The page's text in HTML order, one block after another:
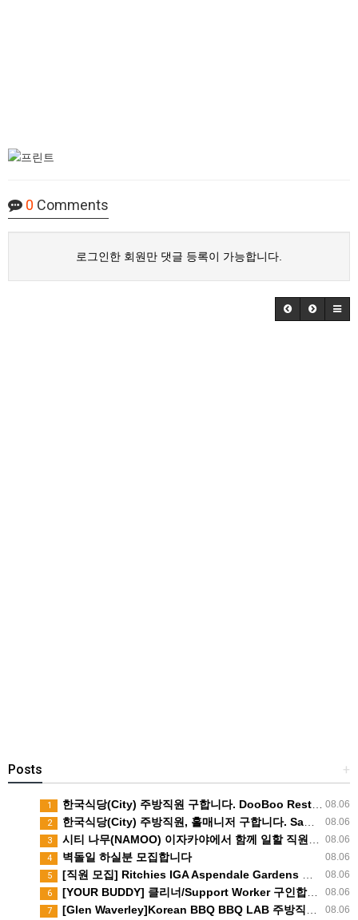
0 Comments
로그인한 회원만 댓글 등록이 가능합니다.
+
Posts
08.06
1 한국식당(City) 주방직원 구합니다. DooBoo Restaurant
08.06
2 한국식당(City) 주방직원, 홀매니저 구합니다. SamSam Chicken Restaurant
08.06
3 시티 나무(NAMOO) 이자카야에서 함께 일할 직원구합니다.
08.06
4 벽돌일 하실분 모집합니다
08.06
5 [직원 모집] Ritchies IGA Aspendale Gardens 스시 매장 캐주얼 직원 구인
08.06
6 [YOUR BUDDY] 클리너/Support Worker 구인합니다
08.06
7 [Glen Waverley]Korean BBQ BBQ LAB 주방직원 모집